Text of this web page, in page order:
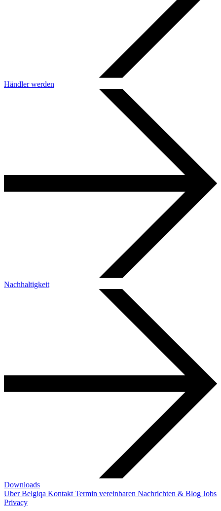
Händler werden
Nachhaltigkeit
Downloads
Uber Belgiqa Kontakt Termin vereinbaren Nachrichten & Blog Jobs
Privacy